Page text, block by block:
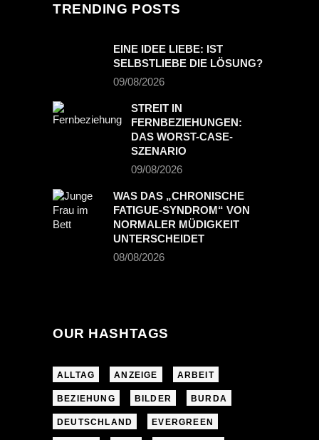
TRENDING POSTS
EINE IDEE LIEBE: IST
SELBSTLIEBE DIE LÖSUNG?
09/08/2026
STREIT IN
FERNBEZIEHUNGEN:
DAS WORST-CASE-
SZENARIO
09/08/2026
WAS DAS „CHRONISCHE
FATIGUE-SYNDROM“ VON
NORMALER MÜDIGKEIT
UNTERSCHEIDET
08/08/2026
OUR HASHTAGS
ALLTAG ANZEIGE ARBEIT
BEZIEHUNG BILDER BURDA
DEUTSCHLAND EVERGREEN